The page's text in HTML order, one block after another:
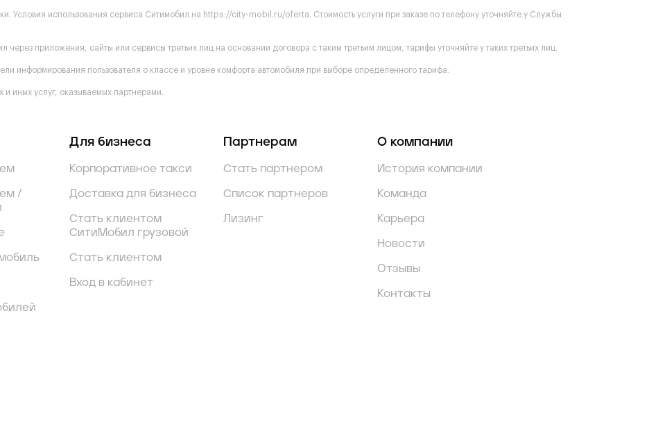
Условия использования сервиса Ситимобил на https://city-mobil.ru/oferta. Стоимость услуги при заказе по телефону уточняйте у Службы
через приложения, сайты или сервисы третьих лиц на основании договора с таким третьим лицом, тарифы уточняйте у таких третьих лиц.
информирования пользователя о классе и уровне комфорта автомобиля при выборе определенного тарифа.
иных услуг, оказываемых партнерами.
/
Для бизнеса
Корпоративное такси
Доставка для бизнеса
Стать клиентом
СитиМобил грузовой
Стать клиентом
Вход в кабинет
Партнерам
Стать партнером
Список партнеров
Лизинг
О компании
История компании
Команда
Карьера
Новости
Отзывы
Контакты